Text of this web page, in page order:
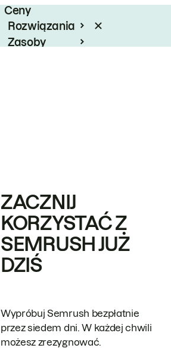
Ceny
Rozwiązania
Zasoby
ZACZNIJ
KORZYSTAĆ Z
SEMRUSH JUŻ
DZIŚ
Wypróbuj Semrush bezpłatnie
przez siedem dni. W każdej chwili
możesz zrezygnować.